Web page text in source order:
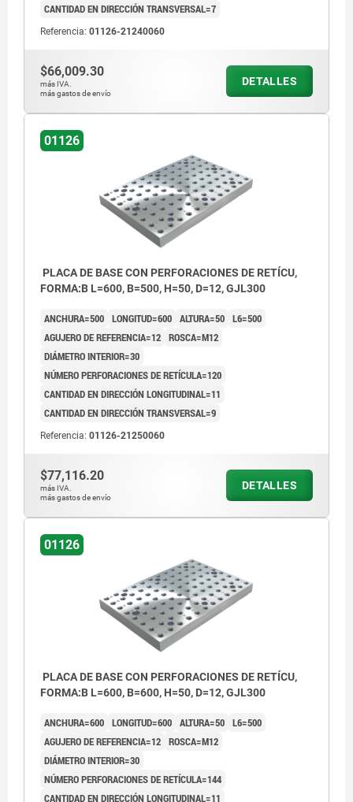
CANTIDAD EN DIRECCIÓN TRANSVERSAL=7
Referencia: 01126-21240060
$66,009.30
más IVA.
más gastos de envío
DETALLES
01126
PLACA DE BASE CON PERFORACIONES DE RETÍCU,
FORMA:B L=600, B=500, H=50, D=12, GJL300
ANCHURA=500 LONGITUD=600 ALTURA=50 L6=500
AGUJERO DE REFERENCIA=12 ROSCA=M12
DIÁMETRO INTERIOR=30
NÚMERO PERFORACIONES DE RETÍCULA=120
CANTIDAD EN DIRECCIÓN LONGITUDINAL=11
CANTIDAD EN DIRECCIÓN TRANSVERSAL=9
Referencia: 01126-21250060
$77,116.20
más IVA.
más gastos de envío
DETALLES
01126
PLACA DE BASE CON PERFORACIONES DE RETÍCU,
FORMA:B L=600, B=600, H=50, D=12, GJL300
ANCHURA=600 LONGITUD=600 ALTURA=50 L6=500
AGUJERO DE REFERENCIA=12 ROSCA=M12
DIÁMETRO INTERIOR=30
NÚMERO PERFORACIONES DE RETÍCULA=144
CANTIDAD EN DIRECCIÓN LONGITUDINAL=11